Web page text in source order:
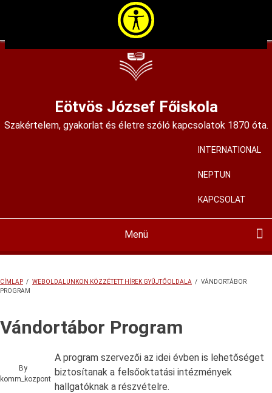
Eötvös József Főiskola
Szakértelem, gyakorlat és életre szóló kapcsolatok 1870 óta.
User
account
menu
INTERNATIONAL
NEPTUN
KAPCSOLAT
navigation
Menü
MORZSA
CÍMLAP / WEBOLDALUNKON KÖZZÉTETT HÍREK GYŰJTŐOLDALA / VÁNDORTÁBOR
PROGRAM
Vándortábor Program
By
komm_kozpont
A program szervezői az idei évben is lehetőséget
biztosítanak a felsőoktatási intézmények
hallgatóknak a részvételre.